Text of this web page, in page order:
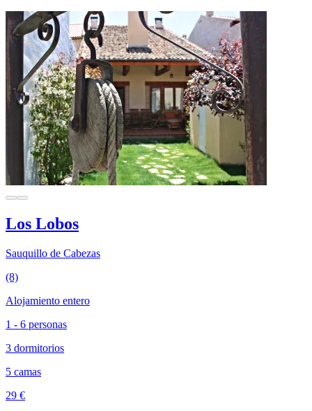
Los Lobos
Sauquillo de Cabezas
(8)
Alojamiento entero
1 - 6 personas
3 dormitorios
5 camas
29 €